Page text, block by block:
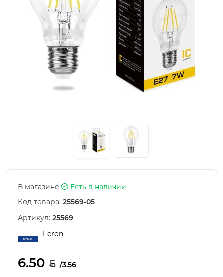
В магазине
Есть в наличии
Код товара: 25569-05
Артикул: 25569
Feron
6.50 /3.56